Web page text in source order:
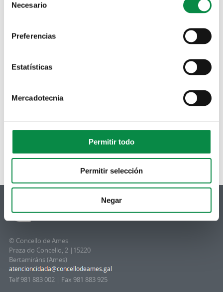
Selection
Necesario
Preferencias
Estatísticas
Mercadotecnia
Permitir todo
Permitir selección
Negar
© Concello de Ames
Praza do Concello, 2 |15220
Bertamiráns (Ames)
Telf 981 883 002 | Fax 981 883 925